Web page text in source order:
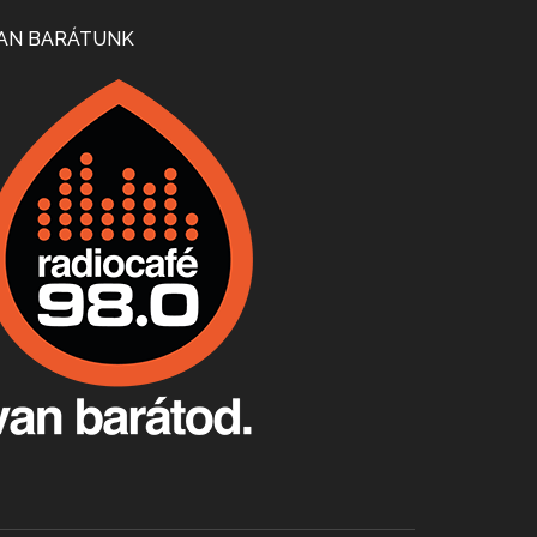
Apr 24, 2026 • 00:38:10
Villány, kékfrankos, Jackfall
Apr 17, 2026 • 00:35:38
Apr 9, 2026 • 00:37:17
BARÁTUNK